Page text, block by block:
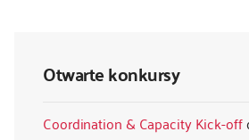
Otwarte konkursy
Coordination & Capacity Kick-off